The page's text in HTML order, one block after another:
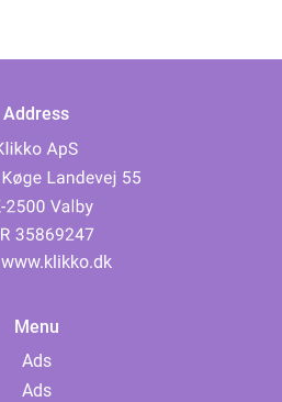
Address
www.klikko.dk
Menu
Ads
Ads